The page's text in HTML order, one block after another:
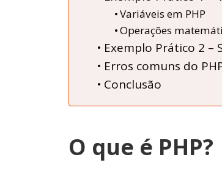
Variáveis em PHP
Operações
Exemplo Prático 2 –
Erros comuns do
Conclusão
O que é PHP?